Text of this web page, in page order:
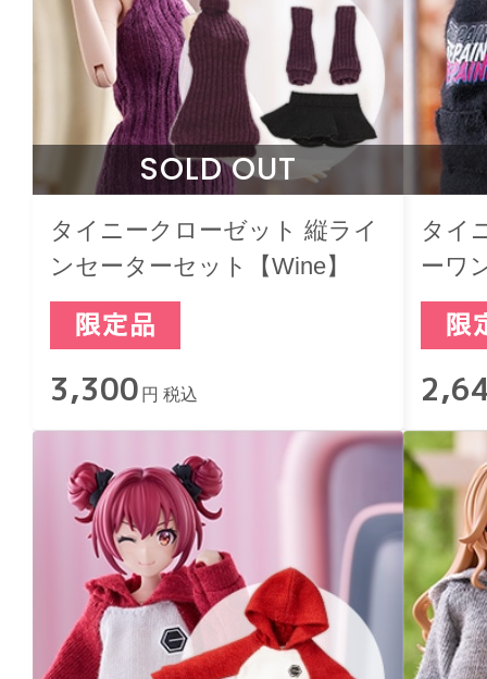
SOLD OUT
タイニークローゼット 縦ライ
ンセーターセット【Wine】
3,300 円 税込
タイ
ーワ